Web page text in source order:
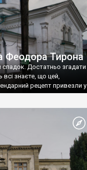
Феодора Тирона
спадок. Достатньо згадати
всі знаєте, що цей,
рецепт привезли у